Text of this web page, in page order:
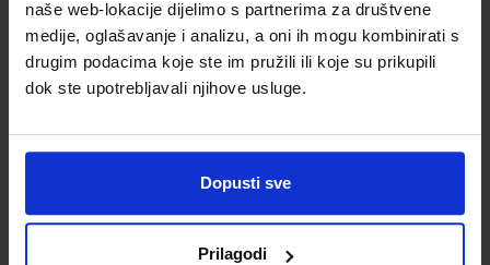
naše web-lokacije dijelimo s partnerima za društvene
medije, oglašavanje i analizu, a oni ih mogu kombinirati s
drugim podacima koje ste im pružili ili koje su prikupili
dok ste upotrebljavali njihove usluge.
Dopusti sve
Prilagodi
POGLED U SVIJET 1; radna bilježnica iz prirode i društva za prvi
razred osnovne škole
Nakladnik:PROFIL KLETT d.o.o. Registarski broj ministarstva:6149-
DOM
CIJENA:12,00 €